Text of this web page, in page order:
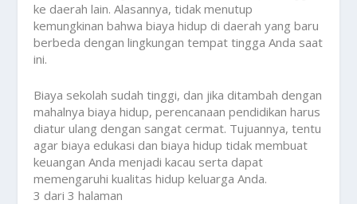
ke daerah lain. Alasannya, tidak menutup
kemungkinan bahwa biaya hidup di daerah yang baru
berbeda dengan lingkungan tempat tingga Anda saat
ini.
Biaya sekolah sudah tinggi, dan jika ditambah dengan
mahalnya biaya hidup, perencanaan pendidikan harus
diatur ulang dengan sangat cermat. Tujuannya, tentu
agar biaya edukasi dan biaya hidup tidak membuat
keuangan Anda menjadi kacau serta dapat
memengaruhi kualitas hidup keluarga Anda.
3 dari 3 halaman